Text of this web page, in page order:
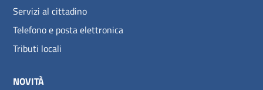
Servizi al cittadino
Telefono e posta elettronica
Tributi locali
NOVITÀ